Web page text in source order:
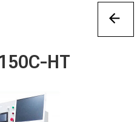
HT